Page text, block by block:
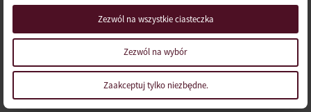
Zezwól na wszystkie ciasteczka
Zezwól na wybór
Zaakceptuj tylko niezbędne.